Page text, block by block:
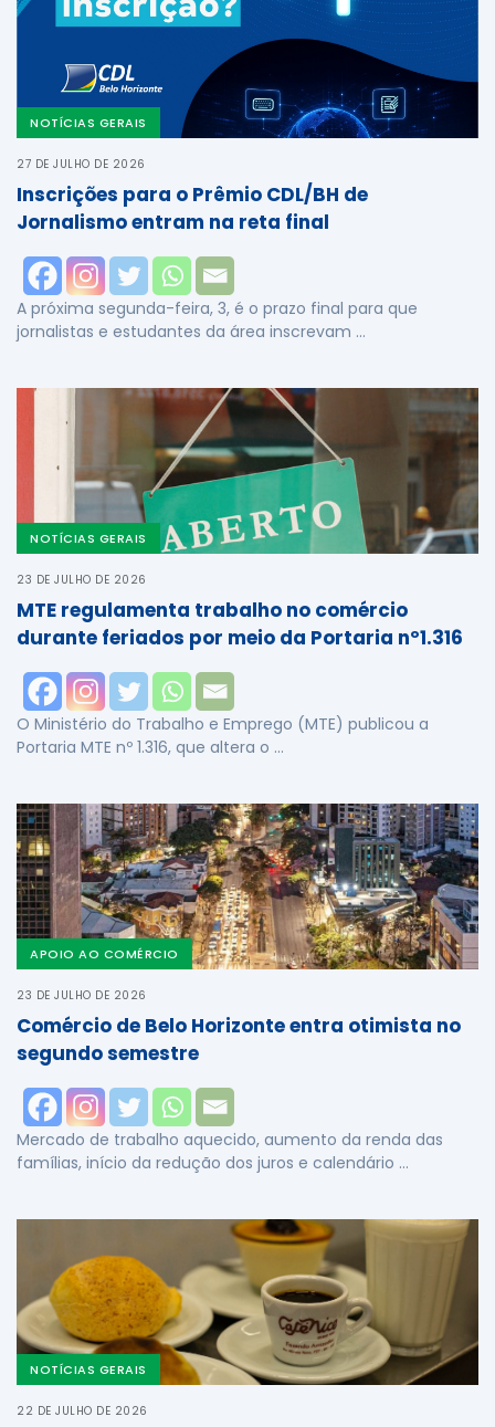
NOTÍCIAS GERAIS
27 DE JULHO DE 2026
Inscrições para o Prêmio CDL/BH de
Jornalismo entram na reta final
A próxima segunda-feira, 3, é o prazo final para que
jornalistas e estudantes da área inscrevam …
NOTÍCIAS GERAIS
23 DE JULHO DE 2026
MTE regulamenta trabalho no comércio
durante feriados por meio da Portaria nº1.316
O Ministério do Trabalho e Emprego (MTE) publicou a
Portaria MTE nº 1.316, que altera o …
APOIO AO COMÉRCIO
23 DE JULHO DE 2026
Comércio de Belo Horizonte entra otimista no
segundo semestre
Mercado de trabalho aquecido, aumento da renda das
famílias, início da redução dos juros e calendário …
NOTÍCIAS GERAIS
22 DE JULHO DE 2026